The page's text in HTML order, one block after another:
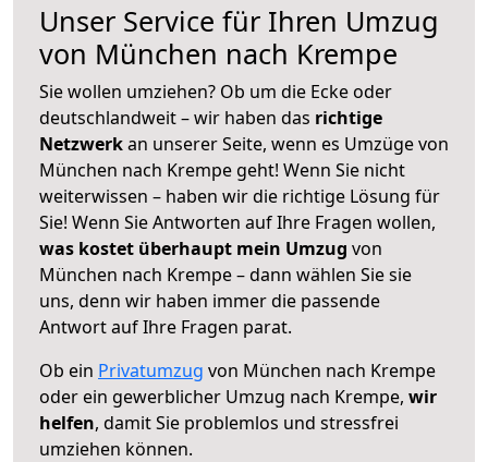
Unser Service für Ihren Umzug
von München nach Krempe
Sie wollen umziehen? Ob um die Ecke oder
deutschlandweit – wir haben das richtige
Netzwerkan unserer Seite, wenn es Umzüge von
München nach Krempe geht! Wenn Sie nicht
weiterwissen – haben wir die richtige Lösung für
Sie! Wenn Sie Antworten auf Ihre Fragen wollen,
was kostet überhaupt mein Umzug von
München nach Krempe – dann wählen Sie sie
uns, denn wir haben immer die passende
Antwort auf Ihre Fragen parat.
Ob ein Privatumzug von München nach Krempe
oder ein gewerblicher Umzug nach Krempe, wir
helfen, damit Sie problemlos und stressfrei
umziehen können.